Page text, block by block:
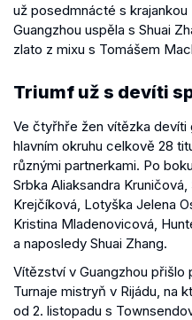
už posedmnácté s
Guangzhou uspěla s Shuai
zlato z mixu s Tomášem
Triumf už s devíti
Ve čtyřhře žen vítězka devíti
hlavním okruhu celkově 28
různými partnerkami. Po
Srbka Aliaksandra
Krejčíková, Lotyška Jelena
Kristina Mladenovicová,
a naposledy Shuai Zhang.
Vítězství v Guangzhou
Turnaje mistryň v Rijádu, na
od 2. listopadu s